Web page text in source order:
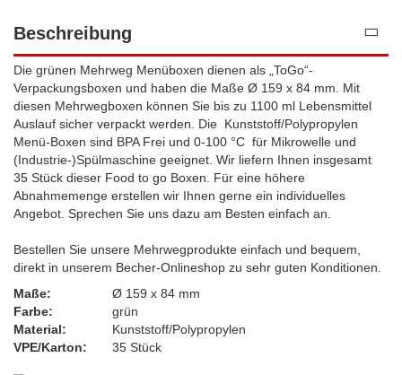
Beschreibung
Die grünen Mehrweg Menüboxen dienen als „ToGo“-
Verpackungsboxen und haben die Maße Ø 159 x 84 mm. Mit
diesen Mehrwegboxen können Sie bis zu 1100 ml Lebensmittel
Auslauf sicher verpackt werden. Die Kunststoff/Polypropylen
Menü-Boxen sind BPA Frei und 0-100 °C für Mikrowelle und
(Industrie-)Spülmaschine geeignet. Wir liefern Ihnen insgesamt
35 Stück dieser Food to go Boxen. Für eine höhere
Abnahmemenge erstellen wir Ihnen gerne ein individuelles
Angebot. Sprechen Sie uns dazu am Besten einfach an.
Bestellen Sie unsere Mehrwegprodukte einfach und bequem,
direkt in unserem Becher-Onlineshop zu sehr guten Konditionen.
Maße:
Ø 159 x 84 mm
Farbe:
grün
Material:
Kunststoff/Polypropylen
VPE/Karton:
35 Stück